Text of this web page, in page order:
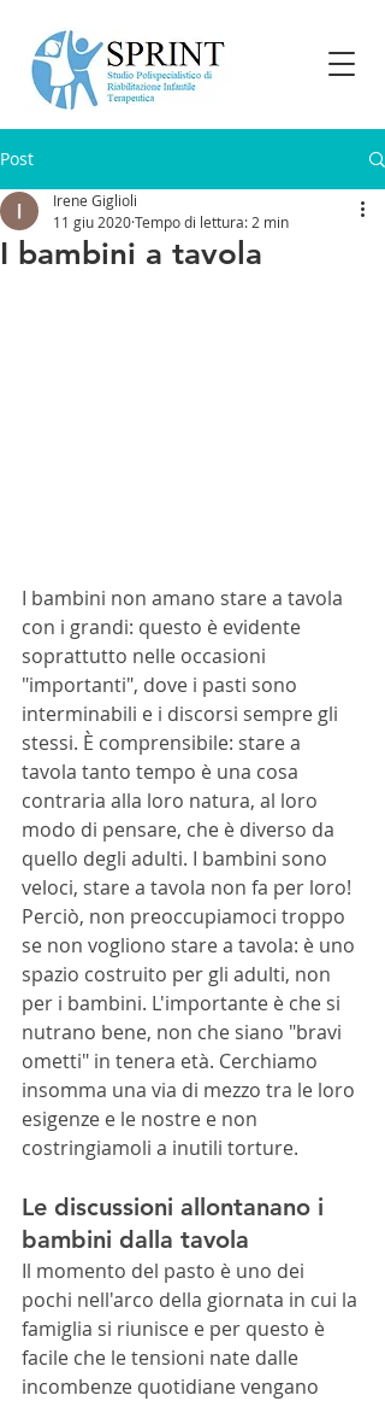
Post
I bambini a tavola
Irene Giglioli
11 giu 2020Tempo di lettura: 2 min
I bambini non amano stare a tavola
con i grandi: questo è evidente
soprattutto nelle occasioni
"importanti", dove i pasti sono
interminabili e i discorsi sempre gli
stessi. È comprensibile: stare a
tavola tanto tempo è una cosa
contraria alla loro natura, al loro
modo di pensare, che è diverso da
quello degli adulti. I bambini sono
veloci, stare a tavola non fa per loro!
Perciò, non preoccupiamoci troppo
se non vogliono stare a tavola: è uno
spazio costruito per gli adulti, non
per i bambini. L'importante è che si
nutrano bene, non che siano "bravi
ometti" in tenera età. Cerchiamo
insomma una via di mezzo tra le loro
esigenze e le nostre e non
costringiamoli a inutili torture.
Le discussioni allontanano i
bambini dalla tavola
Il momento del pasto è uno dei
pochi nell'arco della giornata in cui la
famiglia si riunisce e per questo è
facile che le tensioni nate dalle
incombenze quotidiane vengano